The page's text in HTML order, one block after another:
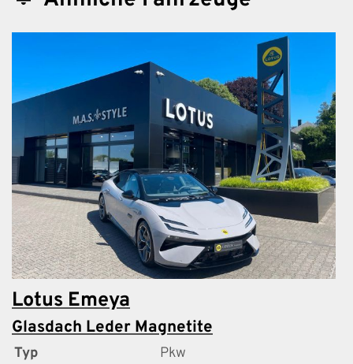
LotusEmeya
Glasdach Leder Magnetite
Typ
Pkw